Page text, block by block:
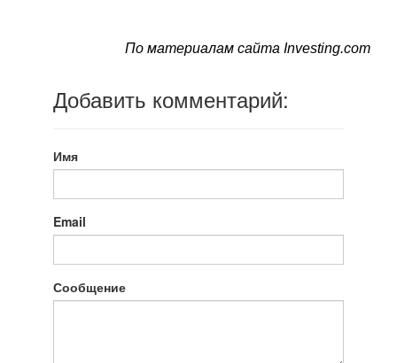
По материалам сайта Investing.com
Добавить комментарий:
Имя
Email
Сообщение